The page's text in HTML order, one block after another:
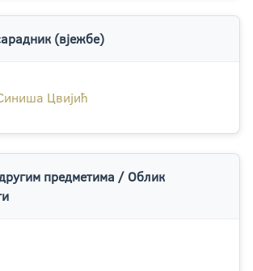
(вјежбе)
Цвијић
предметима / Облик